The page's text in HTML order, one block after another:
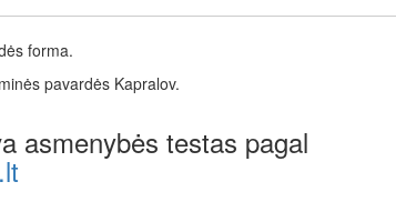
forma.
pavardės Kapralov.
asmenybės testas pagal